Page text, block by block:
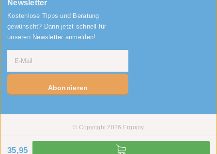
35,95
Newsletter
Kostenlose Tipps und Beratung
gewünscht? Dann jetzt schnell für
unseren Newsletter anmelden!
Abonnieren
© Copyright 2026 Ergojoy